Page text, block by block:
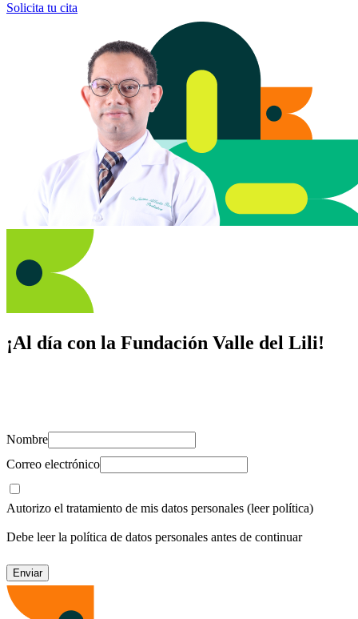
Solicita tu cita
¡Al día con la Fundación Valle del Lili!
Nombre
Correo electrónico
Autorizo el tratamiento de mis datos personales (leer política)
Debe leer la política de datos personales antes de continuar